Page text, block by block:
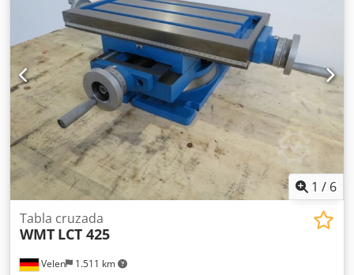
1 / 6
Velen 1.511 km
Tabla cruzada
WMT LCT 425